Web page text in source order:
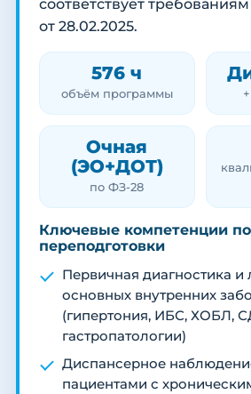
соответствует
от 28.02.2025.
576 ч
объём программы
Очная
(ЭО+ДОТ)
по ФЗ-28
Ключевые компетенции
переподготовки
Первичная диагностика и
основных внутренних
(гипертония, ИБС, ХОБЛ,
гастропатологии)
Диспансерное
пациентами с